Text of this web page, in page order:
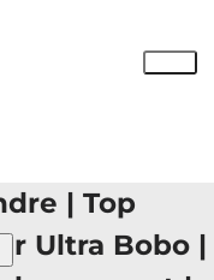
| Top
Ultra Bobo |